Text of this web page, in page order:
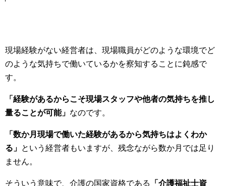
現場経験がない経営者は、現場職員がどのような環境でど
のような気持ちで働いているかを察知することに鈍感で
す。
「経験があるからこそ現場スタッフや他者の気持ちを推し
量ることが可能」 なのです。
「数か月現場で働いた経験があるから気持ちはよくわか
る」 という経営者もいますが、残念ながら数か月では足り
ません。
そういう意味で、介護の国家資格である 「介護福祉士資